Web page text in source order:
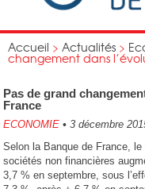
Accueil > Actualités >
changement dans
Pas de grand
France
ECONOMIE • 3 décembre
Selon la Banque de France,
sociétés non financières
3,7 % en septembre, sous